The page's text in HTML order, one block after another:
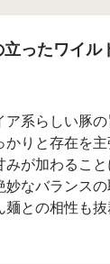
ったワイル
ア系らしい豚
かりと存在を
みが加わるこ
妙なバランス
との相性も抜